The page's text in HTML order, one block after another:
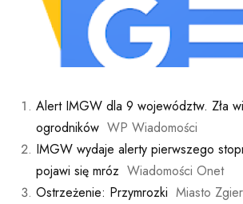
Alert IMGW dla 9 województw. Zła
ogrodników WP Wiadomości
IMGW wydaje alerty pierwszego
pojawi się mróz Wiadomości Onet
Ostrzeżenie: Przymrozki Miasto